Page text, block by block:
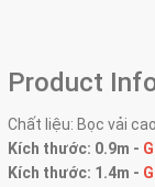
Product
Chất liệu: Bọc vải
Kích thước: 0.9m -
Kích thước: 1.4m -